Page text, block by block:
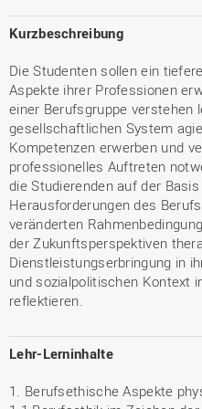
Kurzbeschreibung
Die Studenten sollen ein
Aspekte ihrer Professionen
einer Berufsgruppe verstehen
gesellschaftlichen System
Kompetenzen erwerben und
professionelles Auftreten
die Studierenden auf der
Herausforderungen des
veränderten
der Zukunftsperspektiven
Dienstleistungserbringung in
und sozialpolitischen Kontext
reflektieren.
Lehr-Lerninhalte
1. Berufsethische Aspekte